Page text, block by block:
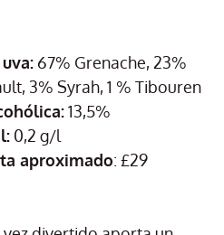
67% Grenache, 23%
3% Syrah, 1 % Tibouren
13,5%
0,2 g/l
aproximado: £29